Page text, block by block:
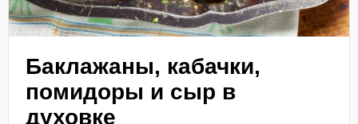
Баклажаны, кабачки,
помидоры и сыр в
духовке